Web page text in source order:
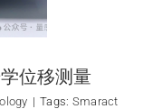
位移测量
| Tags: Smaract